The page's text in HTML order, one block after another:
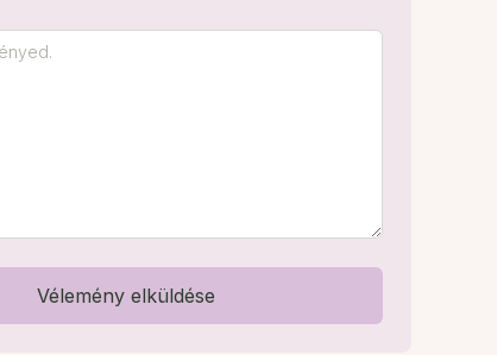
Vélemény elküldése